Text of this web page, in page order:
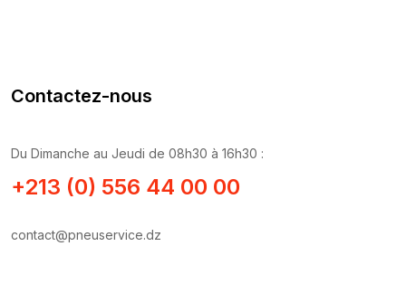
Contactez-nous
Du Dimanche au Jeudi de 08h30 à 16h30 :
+213 (0) 556 44 00 00
contact@pneuservice.dz